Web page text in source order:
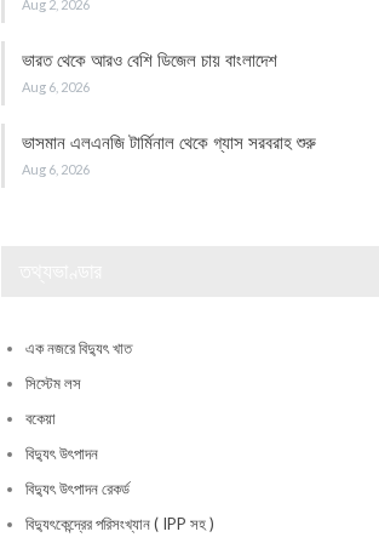
Aug 2, 2026
ভারত থেকে আরও বেশি ডিজেল চায় বাংলাদেশ
Aug 6, 2026
ভাসমান এলএনজি টার্মিনাল থেকে গ্যাস সরবরাহ শুরু
Aug 6, 2026
এক নজরে বিদ্যুৎ খাত
সিস্টেম লস
বকেয়া
বিদ্যুৎ উৎপাদন
বিদ্যুৎ উৎপাদন রেকর্ড
বিদ্যুৎকেন্দ্রের পরিসংখ্যান ( IPP সহ )